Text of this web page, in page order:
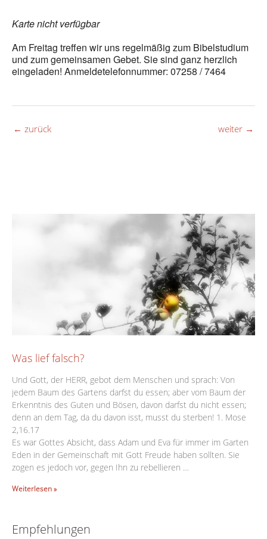
Karte nicht verfügbar
Am Freitag treffen wir uns regelmäßig zum Bibelstudium
und zum gemeinsamen Gebet. Sie sind ganz herzlich
eingeladen! Anmeldetelefonnummer: 07258 / 7464
← zurück weiter →
Was lief falsch?
Und Gott, der HERR, gebot dem Menschen und sprach: Von
jedem Baum des Gartens darfst du essen; aber vom Baum der
Erkenntnis des Guten und Bösen, davon darfst du nicht essen;
denn an dem Tag, da du davon isst, musst du sterben! 1. Mose
2,16.17
Es war Gottes Absicht, dass Adam und Eva für immer im Garten
Eden in der Gemeinschaft mit Gott Freude haben sollten. Sie
zogen es jedoch vor, gegen Ihn zu rebellieren …
Weiterlesen »
Empfehlungen